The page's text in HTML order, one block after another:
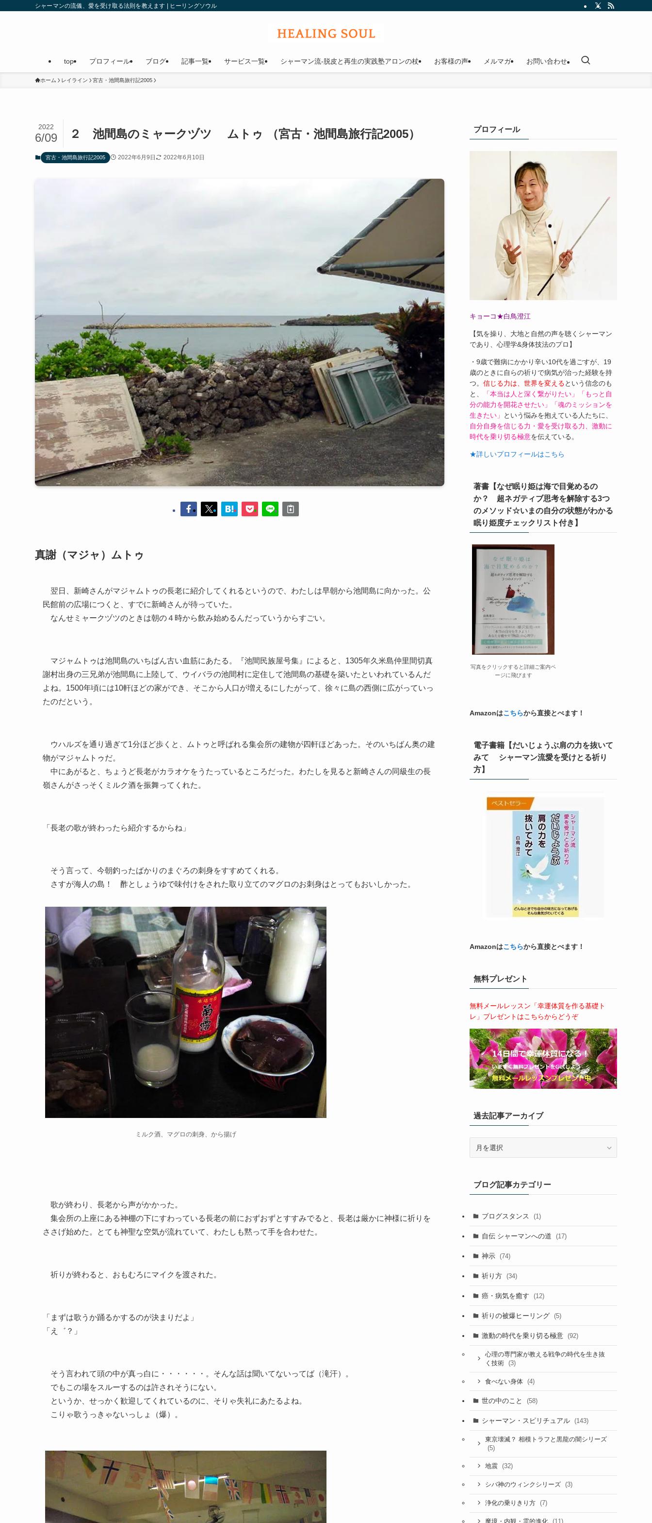
シャーマンの流儀、愛を受け取る法則を教えます | ヒーリングソウル
top プロフィール ブログ 記事一覧 サービス一覧 シャーマン流-脱皮と再生の実践塾アロンの杖 お客様の声 メルマガ お問い合わせ
ホーム レイライン 宮古・池間島旅行記2005
２ 池間島のミャークヅツ ムトゥ （宮古・池間島旅行記2005）
2022
6/09
宮古・池間島旅行記2005 2022年6月9日 2022年6月10日
真謝（マジャ）ムトゥ
翌日、新崎さんがマジャムトゥの長老に紹介してくれるというので、わたしは早朝から池間島に向かった。公
民館前の広場につくと、すでに新崎さんが待っていた。
なんせミャークヅツのときは朝の４時から飲み始めるんだっていうからすごい。
マジャムトゥは池間島のいちばん古い血筋にあたる。『池間民族屋号集』によると、1305年久米島仲里間切真
謝村出身の三兄弟が池間島に上陸して、ウイバラの池間村に定住して池間島の基礎を築いたといわれているんだ
よね。1500年頃には10軒ほどの家ができ、そこから人口が増えるにしたがって、徐々に島の西側に広がっていっ
たのだという。
ウハルズを通り過ぎて1分ほど歩くと、ムトゥと呼ばれる集会所の建物が四軒ほどあった。そのいちばん奥の建
物がマジャムトゥだ。
中にあがると、ちょうど長老がカラオケをうたっているところだった。わたしを見ると新崎さんの同級生の長
嶺さんがさっそくミルク酒を振舞ってくれた。
「長老の歌が終わったら紹介するからね」
そう言って、今朝釣ったばかりのまぐろの刺身をすすめてくれる。
さすが海人の島！ 酢としょうゆで味付けをされた取り立てのマグロのお刺身はとってもおいしかった。
ミルク酒、マグロの刺身、から揚げ
歌が終わり、長老から声がかかった。
集会所の上座にある神棚の下にすわっている長老の前におずおずとすすみでると、長老は厳かに神様に祈りを
ささげ始めた。とても神聖な空気が流れていて、わたしも黙って手を合わせた。
祈りが終わると、おもむろにマイクを渡された。
「まずは歌うか踊るかするのが決まりだよ」
「え゛？」
そう言われて頭の中が真っ白に・・・・・・。そんな話は聞いてないってば（滝汗）。
でもこの場をスルーするのは許されそうにない。
というか、せっかく歓迎してくれているのに、そりゃ失礼にあたるよね。
こりゃ歌うっきゃないっしょ（爆）。
プロフィール
キョーコ★白鳥澄江
【気を操り、大地と自然の声を聴くシャーマン
であり、心理学&身体技法のプロ】
・9歳で難病にかかり辛い10代を過ごすが、19
歳のときに自らの祈りで病気が治った経験を持
つ。 信じる力は、世界を変えるという信念のも
と、
「本当は人と深く繋がりたい」「もっと自
分の能力を開花させたい」「魂のミッションを
生きたい」
という悩みを抱えている人たちに、
自分自身を信じる力・愛を受け取る力、激動に
時代を乗り切る極意を伝えている。
★詳しいプロフィールはこちら
著書【なぜ眠り姫は海で目覚めるの
か？ 超ネガティブ思考を解除する3つ
のメソッド☆いまの自分の状態がわかる
眠り姫度チェックリスト付き】
写真をクリックすると詳細ご案内ペ
ージに飛びます
Amazonはこちらから直接とべます！
電子書籍【だいじょうぶ肩の力を抜いて
みて シャーマン流愛を受けとる祈り
方】
Amazonはこちらから直接とべます！
無料プレゼント
無料メールレッスン「幸運体質を作る基礎ト
レ」プレゼントはこちらからどうぞ
過去記事アーカイブ
ア
ー
イ
ブ
ブログ記事カテゴリー
ブログスタンス (1)
自伝 シャーマンへの道 (17)
神示 (74)
祈り方 (34)
癌・病気を癒す (12)
祈りの被爆ヒーリング (5)
激動の時代を乗り切る極意 (92)
心理の専門家が教える戦争の時代を生き抜
く技術
(3)
食べない身体 (4)
世の中のこと (58)
シャーマン・スピリチュアル (143)
東京壊滅？ 相模トラフと黒龍の闇シリーズ
(5)
地震 (32)
シバ神のウィンクシリーズ (3)
浄化の乗りきり方 (7)
魔境・内観・霊的進化 (11)